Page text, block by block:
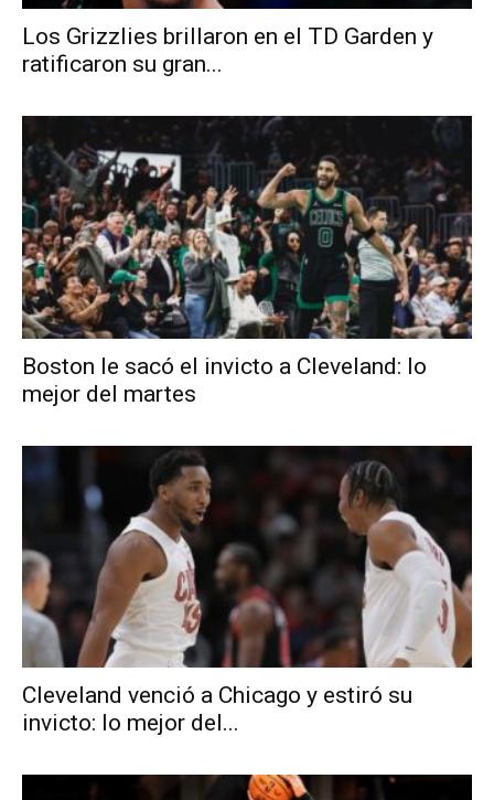
Los Grizzlies brillaron en el TD Garden y
ratificaron su gran...
Boston le sacó el invicto a Cleveland: lo
mejor del martes
Cleveland venció a Chicago y estiró su
invicto: lo mejor del...